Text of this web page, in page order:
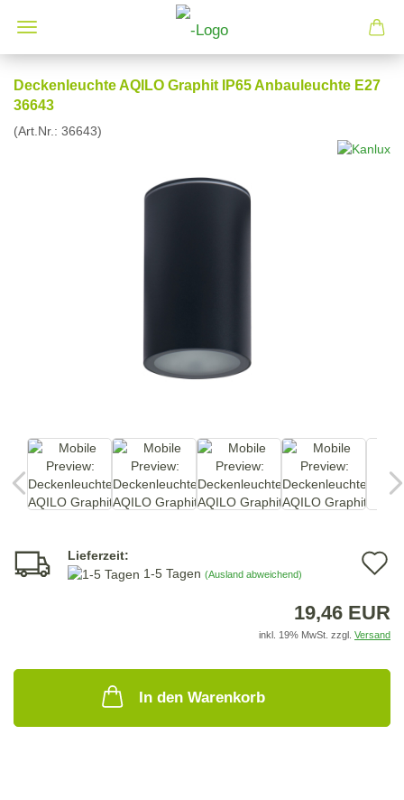
Deckenleuchte AQILO Graphit IP65 Anbauleuchte E27
36643
(Art.Nr.: 36643)
Lieferzeit:
1-5 Tagen (Ausland abweichend)
19,46 EUR
inkl. 19% MwSt. zzgl. Versand
In den Warenkorb